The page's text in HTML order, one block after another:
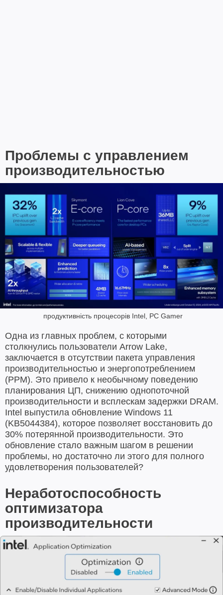
Проблемы с управлением
производительностью
продуктивність процесорів Intel, PC Gamer
Одна из главных проблем, с которыми
столкнулись пользователи Arrow Lake,
заключается в отсутствии пакета управления
производительностью и энергопотреблением
(PPM). Это привело к необычному поведению
планирования ЦП, снижению однопоточной
производительности и всплескам задержки DRAM.
Intel выпустила обновление Windows 11
(KB5044384), которое позволяет восстановить до
30% потерянной производительности. Это
обновление стало важным шагом в решении
проблемы, но достаточно ли этого для полного
удовлетворения пользователей?
Неработоспособность
оптимизатора
производительности